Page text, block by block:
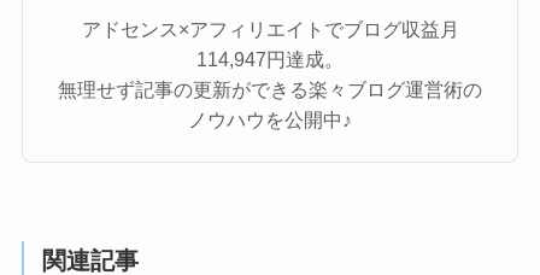
アドセンス×アフィリエイトでブログ収益月
114,947円達成。
無理せず記事の更新ができる楽々ブログ運営術の
ノウハウを公開中♪
関連記事